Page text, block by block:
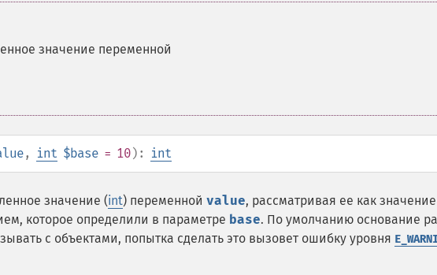
значение переменной
, int $base = 10): int
значение (int) переменной value, рассматривая ее как
которое определили в параметре base. По умолчанию основание
с объектами, попытка сделать это вызовет ошибку уровня